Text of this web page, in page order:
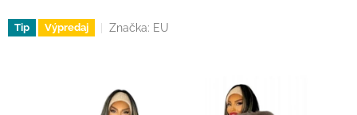
Tip Výpredaj Značka: EU